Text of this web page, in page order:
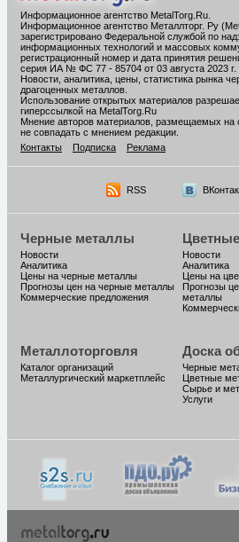
Информационное агентство MetalTorg.Ru
Информационное агентство Металлторг. Ру
зарегистрировано Федеральной службой по
информационных технологий и массовых
регистрационный номер и дата принятия
серия ИА № ФС 77 - 85704 от 03 августа 2023 г.
Новости, аналитика, цены, статистика рынка
драгоценных металлов.
Использование открытых материалов
гиперссылкой на MetalTorg.Ru
Мнение авторов материалов, размещаемых на
не совпадать с мнением редакции.
Контакты
Подписка Реклама
RSS
Черные металлы
Новости
Аналитика
Цены на черные металлы
Прогнозы цен на черные металлы
Коммерческие предложения
Новости
Аналитика
Цены на
Прогнозы
металлы
Металлоторговля
Каталог организаций
Металлургический маркетплейс
Доска
Черные
Цветные
Сырье и
Услуги